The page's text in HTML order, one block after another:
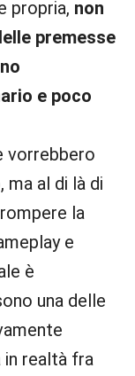
propria, non
premesse
e poco
vorrebbero
al di là di
la
e
è
una delle
in realtà fra